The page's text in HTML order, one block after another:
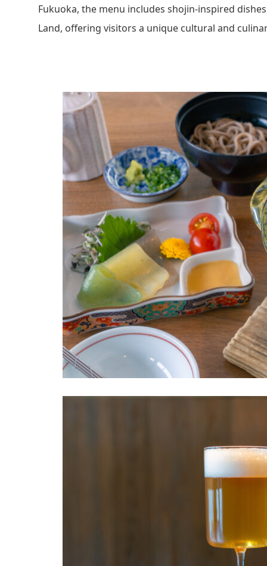
Fukuoka, the menu includes shojin-inspired
Land, offering visitors a unique cultural and